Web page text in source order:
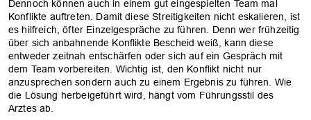
Dennoch können auch in einem gut eingespielten Team mal
Konflikte auftreten. Damit diese Streitigkeiten nicht eskalieren, ist
es hilfreich, öfter Einzelgespräche zu führen. Denn wer frühzeitig
über sich ­anbahnende ­Konflikte Bescheid weiß, kann diese
entweder zeitnah entschärfen oder sich auf ein Gespräch mit
dem Team vorbereiten. Wichtig ist, den Konflikt nicht nur
anzusprechen sondern auch zu einem Ergebnis zu führen. Wie
die Lösung herbeigeführt wird, hängt vom Führungsstil des
Arztes ab.